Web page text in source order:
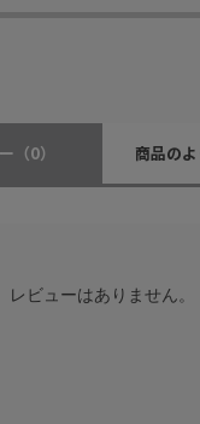
（0） 商品の
レビューはありません。